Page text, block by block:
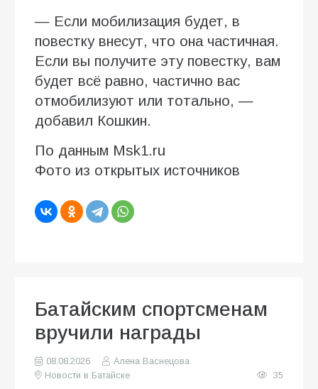
— Если мобилизация будет, в
повестку внесут, что она частичная.
Если вы получите эту повестку, вам
будет всё равно, частично вас
отмобилизуют или тотально, —
добавил Кошкин.
По данным Мsk1.ru
Фото из открытых источников
Батайским спортсменам
вручили награды
08.08.2026
Алена Васнецова
Новости в Батайске
35